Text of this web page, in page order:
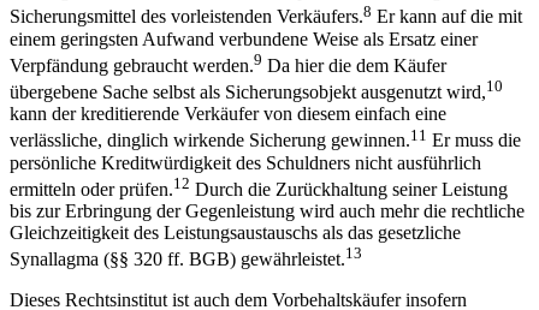
Der Eigentumsvorbehalt ist heute das primäre und häufigste
Sicherungsmittel des vorleistenden Verkäufers. 8Er kann auf die mit
einem geringsten Aufwand verbundene Weise als Ersatz einer
Verpfändung gebraucht werden. Da hier die dem Käufer
übergebene Sache selbst als Sicherungsobjekt ausgenutzt wird,
kann der kreditierende Verkäufer von diesem einfach eine
verlässliche, dinglich wirkende Sicherung gewinnen.11Er muss die
persönliche Kreditwürdigkeit des Schuldners nicht ausführlich
ermitteln oder prüfen.12Durch die Zurückhaltung seiner Leistung
bis zur Erbringung der Gegenleistung wird auch mehr die rechtliche
Gleichzeitigkeit des Leistungsaustauschs als das gesetzliche